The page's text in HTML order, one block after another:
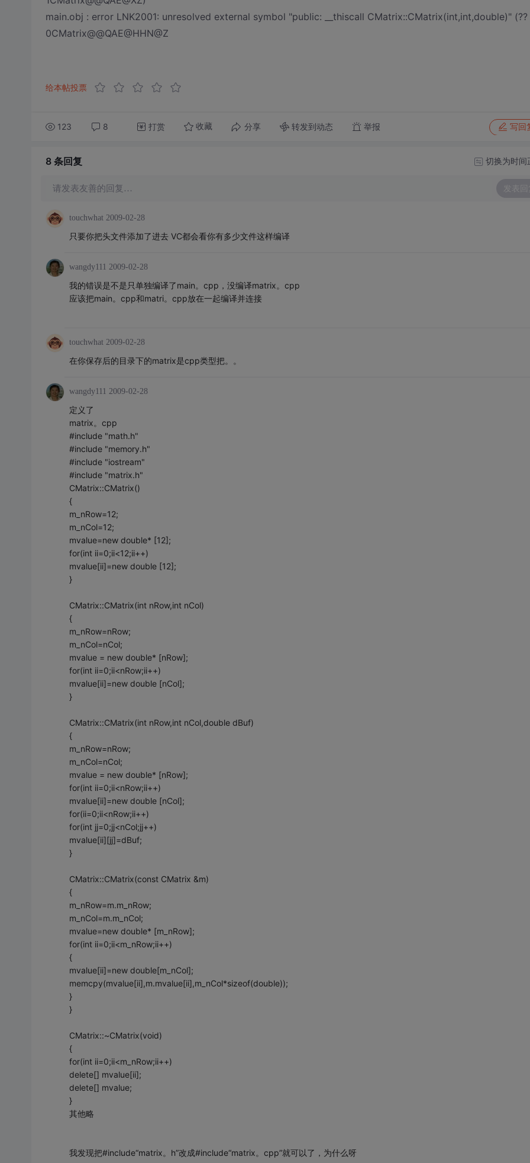
main.obj : error LNK2001: unresolved external symbol "public: __thiscall CMatrix::CMatrix(int,int,double)" (??
0CMatrix@@QAE@HHN@Z
给本帖投票
123 8 打赏 收藏 分享 转发到动态 举报 写回
8 条回复 切换为时间
请发表友善的回复… 发表回
touchwhat 2009-02-28
只要你把头文件添加了进去 VC都会看你有多少文件这样编译
wangdy111 2009-02-28
我的错误是不是只单独编译了main。cpp，没编译matrix。cpp
应该把main。cpp和matri。cpp放在一起编译并连接
touchwhat 2009-02-28
在你保存后的目录下的matrix是cpp类型把。。
wangdy111 2009-02-28
定义了
matrix。cpp
#include "math.h"
#include "memory.h"
#include "iostream"
#include "matrix.h"
CMatrix::CMatrix()
{
m_nRow=12;
m_nCol=12;
mvalue=new double* [12];
for(int ii=0;ii<12;ii++)
mvalue[ii]=new double [12];
}
CMatrix::CMatrix(int nRow,int nCol)
{
m_nRow=nRow;
m_nCol=nCol;
mvalue = new double* [nRow];
for(int ii=0;ii<nRow;ii++)
mvalue[ii]=new double [nCol];
}
CMatrix::CMatrix(int nRow,int nCol,double dBuf)
{
m_nRow=nRow;
m_nCol=nCol;
mvalue = new double* [nRow];
for(int ii=0;ii<nRow;ii++)
mvalue[ii]=new double [nCol];
for(ii=0;ii<nRow;ii++)
for(int jj=0;jj<nCol;jj++)
mvalue[ii][jj]=dBuf;
}
CMatrix::CMatrix(const CMatrix &m)
{
m_nRow=m.m_nRow;
m_nCol=m.m_nCol;
mvalue=new double* [m_nRow];
for(int ii=0;ii<m_nRow;ii++)
{
mvalue[ii]=new double[m_nCol];
memcpy(mvalue[ii],m.mvalue[ii],m_nCol*sizeof(double));
}
}
CMatrix::~CMatrix(void)
{
for(int ii=0;ii<m_nRow;ii++)
delete[] mvalue[ii];
delete[] mvalue;
}
其他略
我发现把#include“matrix。h”改成#include“matrix。cpp”就可以了，为什么呀